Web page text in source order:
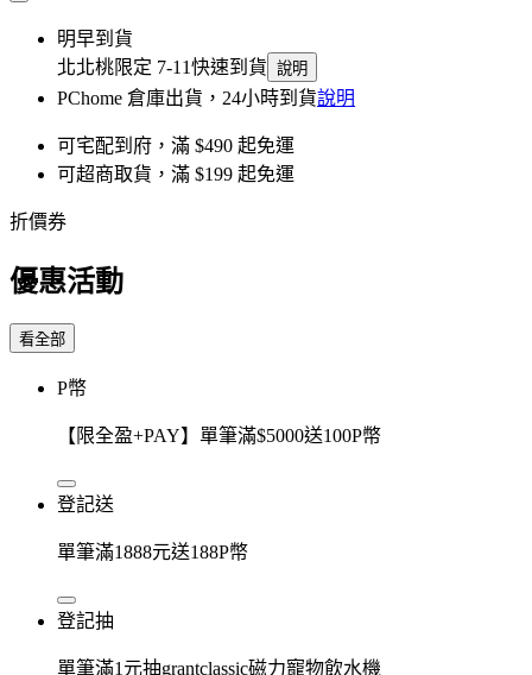
明早到貨
北北桃限定 7-11快速到貨 說明
PChome 倉庫出貨，24小時到貨說明
可宅配到府，滿 $490 起免運
可超商取貨，滿 $199 起免運
折價券
優惠活動
看全部
P幣
【限全盈+PAY】單筆滿$5000送100P幣
登記送
單筆滿1888元送188P幣
登記抽
單筆滿1元抽grantclassic磁力寵物飲水機